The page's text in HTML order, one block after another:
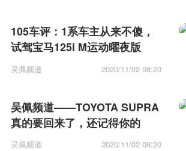
105车评：1系车主从来不傻，
试驾宝马125i M运动曜夜版
吴佩频道 2020/11/02 08:20
吴佩频道——TOYOTA SUPRA
真的要回来了，还记得你的
JDM情怀吗？
吴佩频道 2020/11/02 08:20